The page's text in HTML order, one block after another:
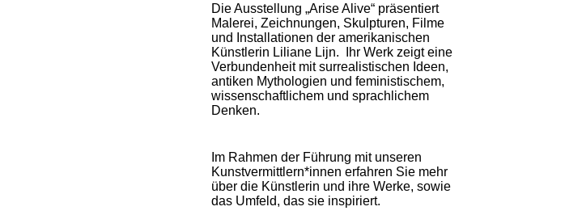
Die Ausstellung „Arise Alive“ präsentiert
Malerei, Zeichnungen, Skulpturen, Filme
und Installationen der amerikanischen
Künstlerin Liliane Lijn.
Ihr Werk zeigt eine
Verbundenheit mit surrealistischen Ideen,
antiken Mythologien und feministischem,
wissenschaftlichem und sprachlichem
Denken.
Im Rahmen der Führung mit unseren
Kunstvermittlern*innen erfahren Sie mehr
über die Künstlerin und ihre Werke, sowie
das Umfeld, das sie inspiriert.